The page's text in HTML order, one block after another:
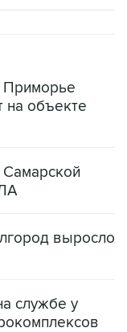
на объекте
выросло
службе у